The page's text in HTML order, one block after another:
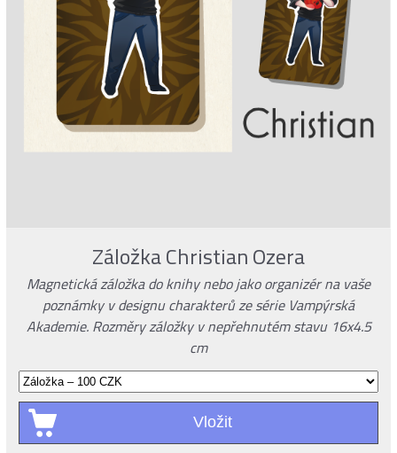
Záložka Christian Ozera
Magnetická záložka do knihy nebo jako organizér na vaše
poznámky v designu charakterů ze série Vampýrská
Akademie. Rozměry záložky v nepřehnutém stavu 16x4.5
cm